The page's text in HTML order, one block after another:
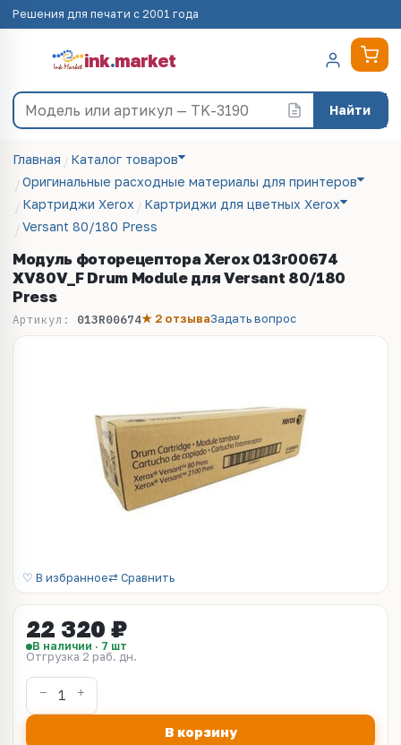
Решения для печати с 2001 года
ink.market
Найти
Главная
Каталог товаров
Оригинальные расходные материалы для принтеров
Картриджи Xerox
Картриджи для цветных Xerox
Versant 80/180 Press
Модуль фоторецептора Xerox 013r00674
XV80V_F Drum Module для Versant 80/180
Press
Артикул: 013R00674★ 2 отзываЗадать вопрос
♡ В избранное⇄ Сравнить
22 320 ₽
В наличии · 7 шт
Отгрузка 2 раб. дн.
В корзину